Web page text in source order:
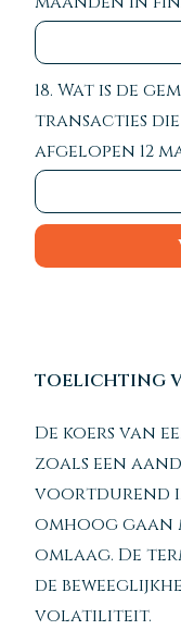
18. Wat is de
transacties
afgelopen 12
TOELICHTING
De koers van
zoals een
voortdurend
omhoog
omlaag. De
de
volatiliteit.